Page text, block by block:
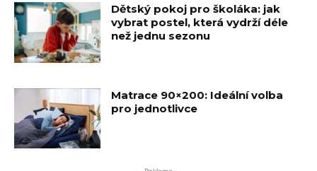
Dětský pokoj pro školáka: jak
vybrat postel, která vydrží déle
než jednu sezonu
Matrace 90×200: Ideální volba
pro jednotlivce